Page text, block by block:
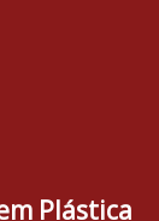
Plástica